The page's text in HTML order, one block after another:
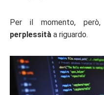
Per il momento, però,
perplessità a riguardo.